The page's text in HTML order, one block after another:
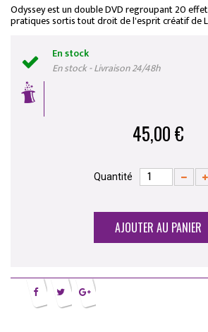
Odyssey est un double DVD regroupant 20
pratiques sortis tout droit de l'esprit créatif de
En stock
En stock - Livraison 24/48h
45,00 €
Quantité
AJOUTER AU PANIER